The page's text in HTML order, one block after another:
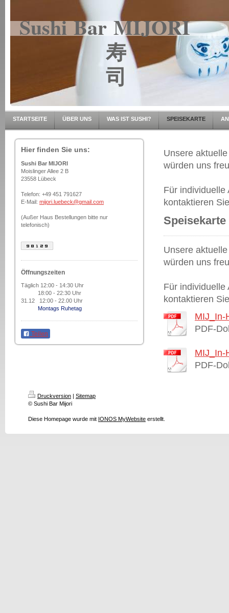
Sushi Bar MIJORI
寿
司
STARTSEITE ÜBER UNS WAS IST SUSHI? SPEISEKARTE
Hier finden Sie uns:
Sushi Bar MIJORI
Moislinger Allee 2 B
23558 Lübeck
Telefon: +49 451 791627
E-Mail: mijori.luebeck@gmail.com
(Außer Haus Bestellungen bitte nur
telefonisch)
Öffnungszeiten
Täglich 12:00 - 14:30 Uhr
18:00 - 22:30 Uhr
31.12 12:00 - 22.00 Uhr
Montags Ruhetag
Teilen
Unsere
würden uns
Für individuelle
kontaktieren
Speisekarte
Unsere
würden uns
Für individuelle
kontaktieren
MIJ_In-
PDF-
MIJ_In-
PDF-
Druckversion | Sitemap
© Sushi Bar Mijori
Diese Homepage wurde mit IONOS MyWebsite erstellt.